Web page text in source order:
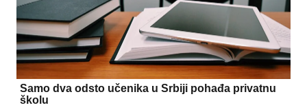
Samo dva odsto učenika u Srbiji pohađa privatnu
školu